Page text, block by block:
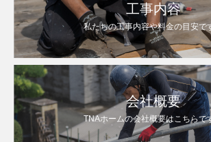
工事内容
私たちの工事内容や料金の目安で
会社概要
TNAホームの会社概要はこちらで